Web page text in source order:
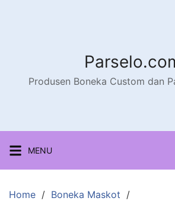
Produsen Boneka Custom dan
MENU
Home
Boneka Maskot